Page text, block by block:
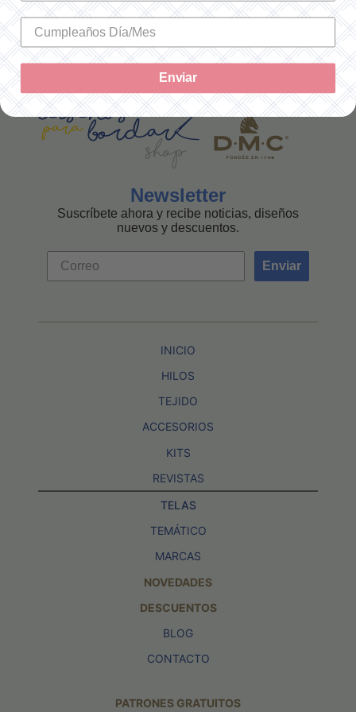
SOLO ENVÍOS A LA REPÚBLICA
MEXICANA
Newsletter
Suscríbete ahora y recibe noticias, diseños
nuevos y descuentos.
Enviar
INICIO
HILOS
TEJIDO
ACCESORIOS
KITS
REVISTAS
TELAS
TEMÁTICO
MARCAS
NOVEDADES
DESCUENTOS
BLOG
CONTACTO
PATRONES GRATUITOS
Enviar